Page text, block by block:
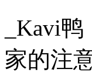
_Kavi
家的注